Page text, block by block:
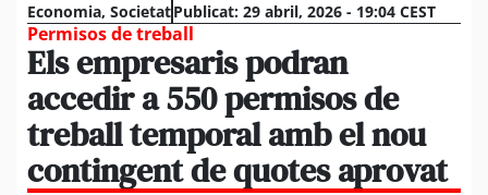
Economia, SocietatPublicat: 29 abril, 2026 - 19:04 CEST
Permisos de treball
Els empresaris podran
accedir a 550 permisos de
treball temporal amb el nou
contingent de quotes aprovat